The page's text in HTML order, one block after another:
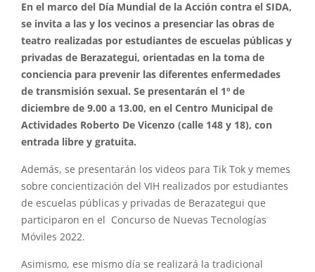
En el marco del Día Mundial de la Acción contra el SIDA,
se invita a las y los vecinos a presenciar las obras de
teatro realizadas por estudiantes de escuelas públicas y
privadas de Berazategui, orientadas en la toma de
conciencia para prevenir las diferentes enfermedades
de transmisión sexual. Se presentarán el 1º de
diciembre de 9.00 a 13.00, en el Centro Municipal de
Actividades Roberto De Vicenzo (calle 148 y 18), con
entrada libre y gratuita.
Además, se presentarán los videos para Tik Tok y memes
sobre concientización del VIH realizados por estudiantes
de escuelas públicas y privadas de Berazategui que
participaron en el Concurso de Nuevas Tecnologías
Móviles 2022.
Asimismo, ese mismo día se realizará la tradicional